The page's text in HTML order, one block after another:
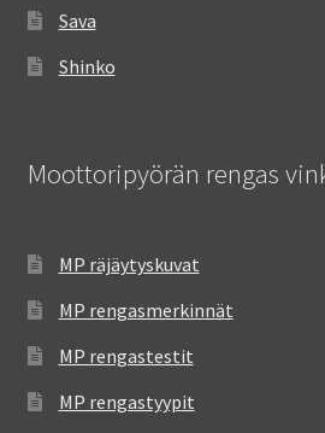
Sava
Shinko
Moottoripyörän rengas
MP räjäytyskuvat
MP rengasmerkinnät
MP rengastestit
MP rengastyypit